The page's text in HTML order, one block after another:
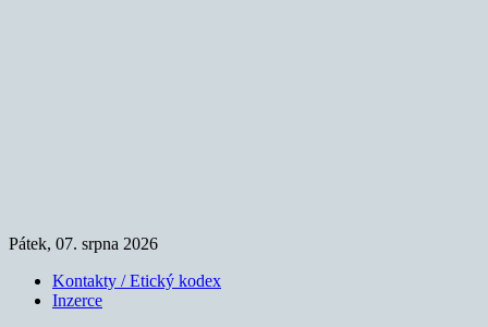
Pátek, 07. srpna 2026
Kontakty / Etický kodex
Inzerce